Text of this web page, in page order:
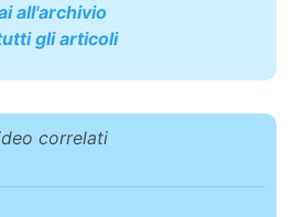
all'archivio
gli articoli
correlati